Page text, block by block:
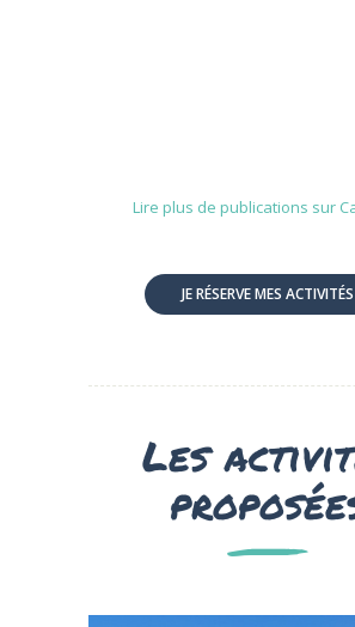
Lire plus de publications sur
JE RÉSERVE MES ACTIVITÉS
Les